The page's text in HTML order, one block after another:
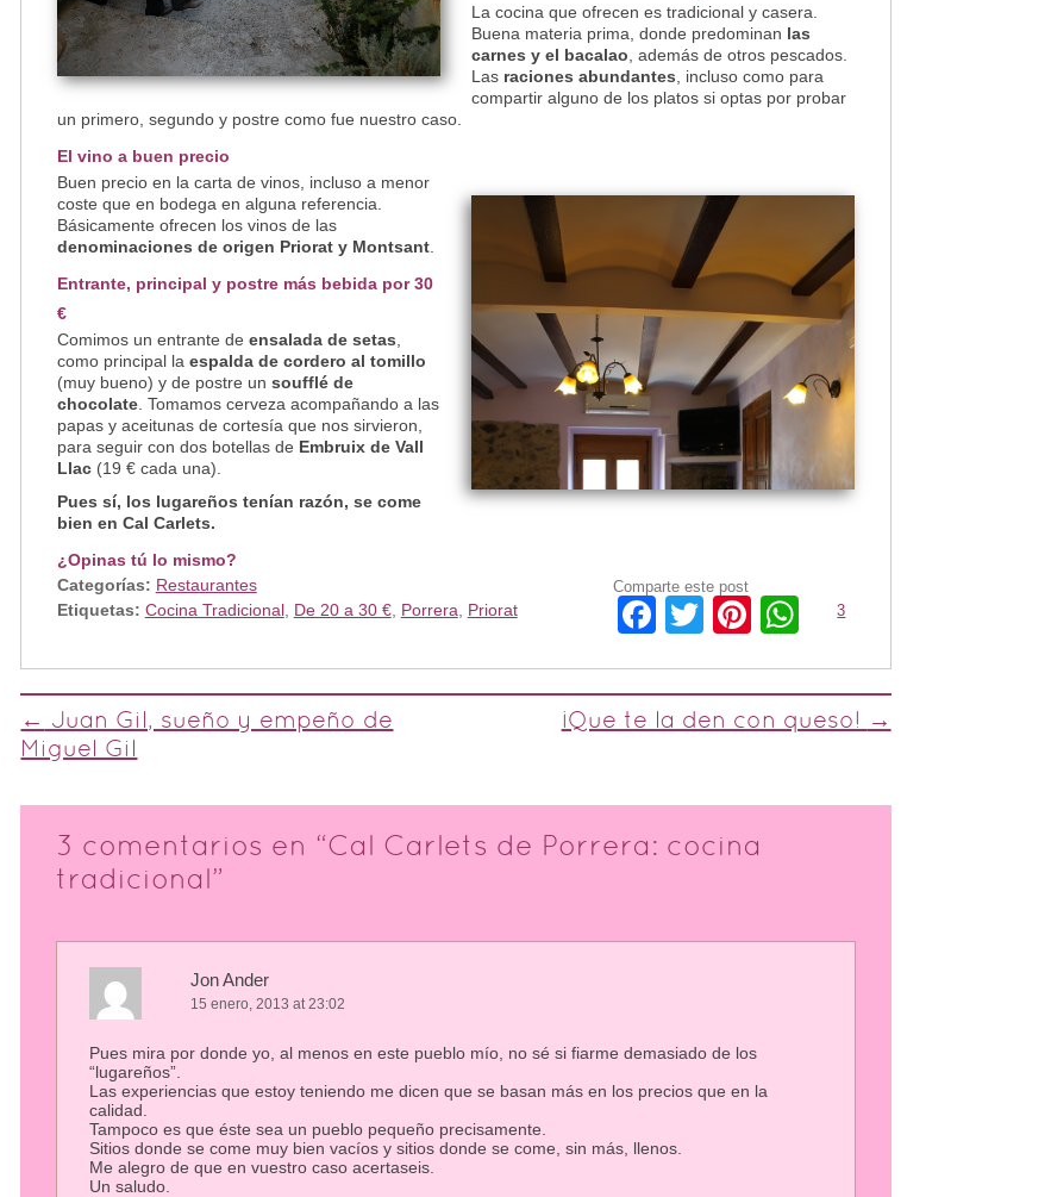
La cocina que ofrecen es tradicional y casera.
Buena materia prima, donde predominan las
carnes y el bacalao , además de otros pescados.
Las raciones abundantes , incluso como para
compartir alguno de los platos si optas por probar
un primero, segundo y postre como fue nuestro caso.
El vino a buen precio
Buen precio en la carta de vinos, incluso a menor
coste que en bodega en alguna referencia.
Básicamente ofrecen los vinos de las
denominaciones de origen Priorat y Montsant.
Entrante, principal y postre más bebida por 30
€
Comimos un entrante de ensalada de setas
como principal la espalda de cordero al tomillo
(muy bueno) y de postre un soufflé de
chocolate. Tomamos cerveza acompañando a las
papas y aceitunas de cortesía que nos sirvieron,
para seguir con dos botellas de Embruix de Vall
Llac(19 € cada una).
Pues sí, los lugareños tenían razón, se come
bien en Cal Carlets.
¿Opinas tú lo mismo?
Categorías: Restaurantes
Etiquetas: Cocina Tradicional, De 20 a 30 €, Porrera Priorat
Comparte este post
Facebook
TwitterPinterest
WhatsApp
3
Post navigation
←
Juan Gil, sueño y empeño de
Miguel Gil
¡Que te la den con queso! →
3 comentarios en “Cal Carlets de Porrera: cocina
tradicional ”
Jon Ander
15 enero, 2013 at 23:02
Pues mira por donde yo, al menos en este pueblo mío, no sé si fiarme demasiado de los
“lugareños”.
Las experiencias que estoy teniendo me dicen que se basan más en los precios que en la
calidad.
Tampoco es que éste sea un pueblo pequeño precisamente.
Sitios donde se come muy bien vacíos y sitios donde se come, sin más, llenos.
Me alegro de que en vuestro caso acertaseis.
Un saludo.